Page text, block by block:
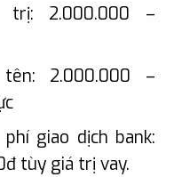
2.000.000 –
2.000.000 –
giao dịch bank:
tùy giá trị vay.